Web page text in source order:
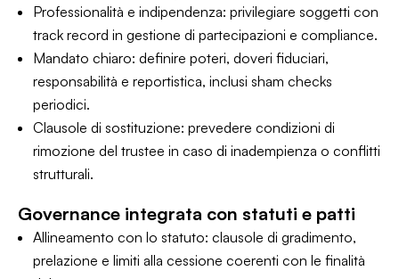
Professionalità e indipendenza: privilegiare soggetti con
track record in gestione di partecipazioni e compliance.
Mandato chiaro: definire poteri, doveri fiduciari,
responsabilità e reportistica, inclusi sham checks
periodici.
Clausole di sostituzione: prevedere condizioni di
rimozione del trustee in caso di inadempienza o conflitti
strutturali.
Governance integrata con statuti e patti
Allineamento con lo statuto: clausole di gradimento,
prelazione e limiti alla cessione coerenti con le finalità